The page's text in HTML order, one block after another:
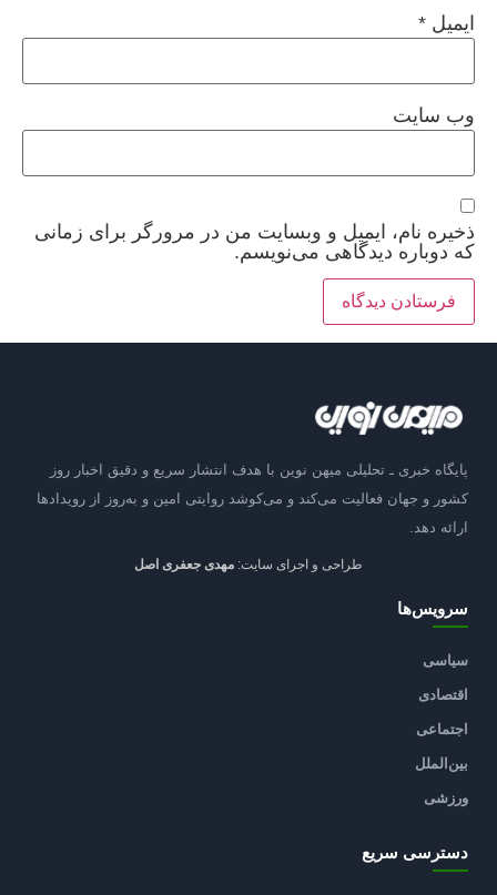
ایمیل *
وب‌ سایت
ذخیره نام، ایمیل و وبسایت من در مرورگر برای زمانی
که دوباره دیدگاهی می‌نویسم.
پایگاه خبری ـ تحلیلی میهن نوین با هدف انتشار سریع و دقیق اخبار روز
کشور و جهان فعالیت می‌کند و می‌کوشد روایتی امین و به‌روز از رویدادها
ارائه دهد.
طراحی و اجرای سایت: مهدی جعفری اصل
سرویس‌ها
سیاسی
اقتصادی
اجتماعی
بین‌الملل
ورزشی
دسترسی سریع